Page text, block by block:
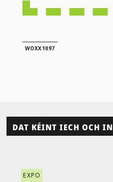
WOXX1097
DAT KÉINT IECH OCH
EXPO